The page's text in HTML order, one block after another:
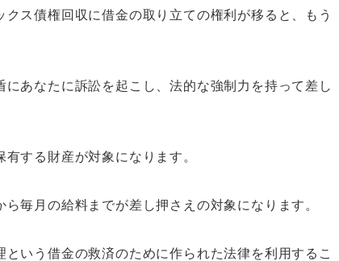
ス債権回収に借金の取り立ての権利が移ると、もう
あなたに訴訟を起こし、法的な強制力を持って差し
する財産が対象になります。
毎月の給料までが差し押さえの対象になります。
いう借金の救済のために作られた法律を利用するこ